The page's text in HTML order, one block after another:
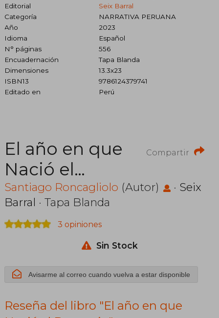
Editorial
Seix Barral
Categoría
NARRATIVA PERUANA
Año
2023
Idioma
Español
N° páginas
556
Encuadernación
Tapa Blanda
Dimensiones
13.3x23
ISBN13
9786124379741
Editado en
Perú
Compartir
El año en que
Nació el
Demonio
Santiago Roncagliolo (Autor) · Seix
Barral · Tapa Blanda
3 opiniones
Sin Stock
Avisarme al correo cuando vuelva a estar disponible
Reseña del libro "El año en que